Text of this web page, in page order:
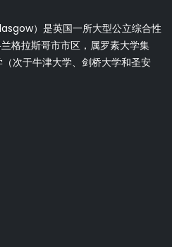
）是英国一所大型公立综合性
格拉斯哥市市区，属罗素大学集
次于牛津大学、剑桥大学和圣安